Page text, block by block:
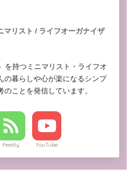
マリスト / ライフオーガナイザ
を持つミニマリスト・ライフオ
の暮らしや心が楽になるシンプ
ことを発信しています。
Feedly YouTube